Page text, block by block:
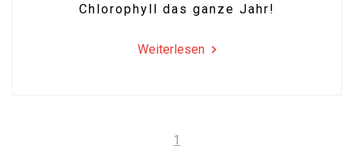
Chlorophyll das ganze Jahr!
Weiterlesen
1